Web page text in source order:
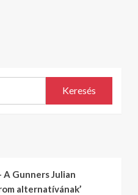
Keresés
Gunners Julian
alternatívának’